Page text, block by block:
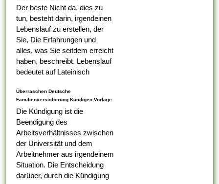
Der beste Nicht da, dies zu
tun, besteht darin, irgendeinen
Lebenslauf zu erstellen, der
Sie, Die Erfahrungen und
alles, was Sie seitdem erreicht
haben, beschreibt. Lebenslauf
bedeutet auf Lateinisch
Tabelle darauf ist,...
Überraschen Deutsche
Familienversicherung Kündigen Vorlage
Die Kündigung ist die
Beendigung des
Arbeitsverhältnisses zwischen
der Universität und dem
Arbeitnehmer aus irgendeinem
Situation. Die Entscheidung
darüber, durch die Kündigung